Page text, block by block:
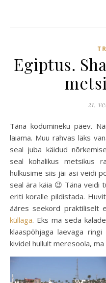
Egiptus.
21.
Täna kodumineku päev. Nänn kotti, tuba tühjaks ja linna
laiama. Muu rahvas läks
seal juba käidud
seal kohalikus metsikus
hulkusime siis jäi asi veidi
seal ära käia 😉 Täna veidi
eriti koralle pildistada.
ääres seekord praktiliselt
küllaga. Eks ma seda
klaaspõhjaga laevaga
kividel hullult meresoola,